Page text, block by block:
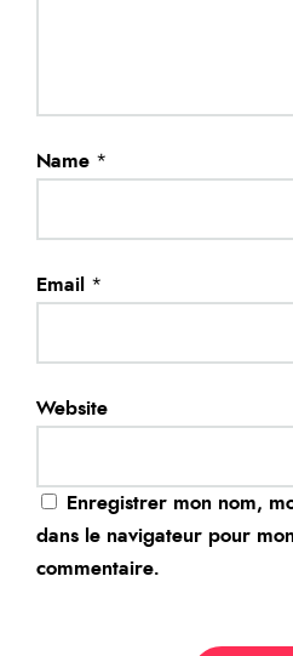
Name *
Email *
Website
Enregistrer mon nom,
dans le navigateur pour
commentaire.